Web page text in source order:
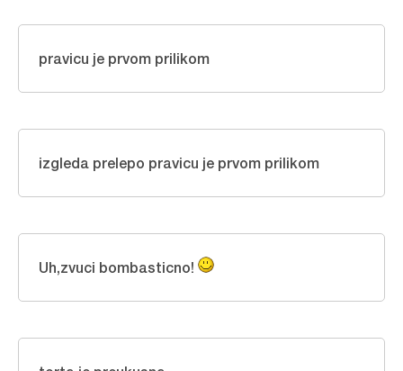
pravicu je prvom prilikom
izgleda prelepo pravicu je prvom prilikom
Uh,zvuci bombasticno!